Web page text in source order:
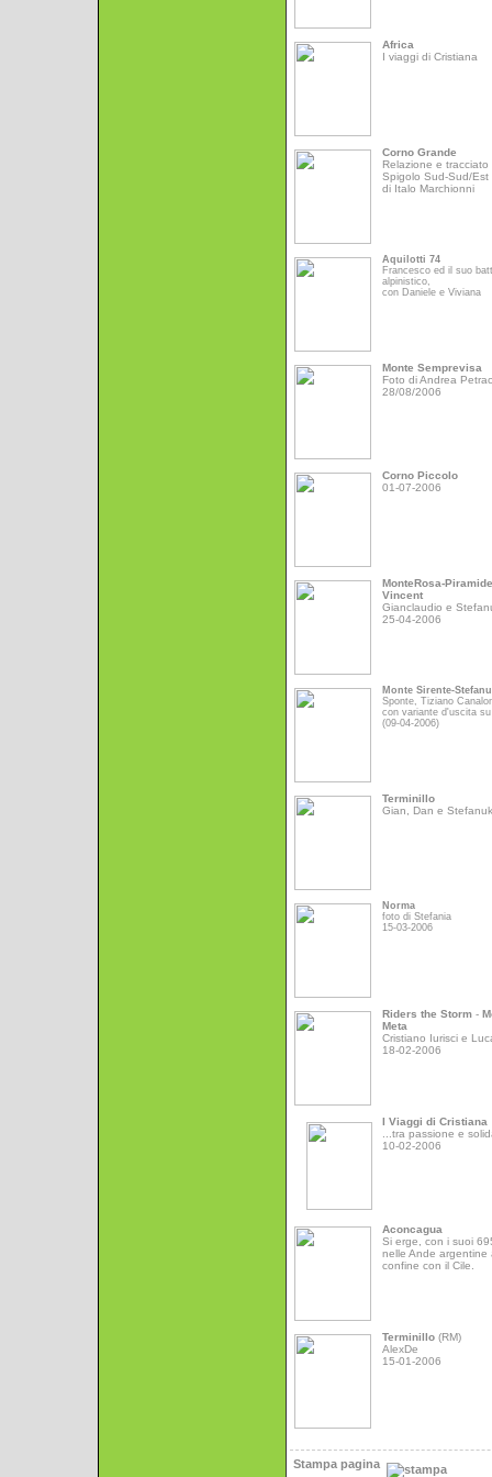
Africa
I viaggi di Cristiana
Corno Grande
Relazione e tracciato
Spigolo Sud-Sud/Est
di Italo Marchionni
Aquilotti 74
Francesco ed il suo
alpinistico,
con Daniele e Viviana
Monte Semprevisa
Foto di Andrea
28/08/2006
Corno Piccolo
01-07-2006
MonteRosa-Piramide
Vincent
Gianclaudio e
25-04-2006
Monte Sirente-
Sponte, Tiziano
con variante d'uscita
(09-04-2006)
Terminillo
Gian, Dan e Stefanuk
Norma
foto di Stefania
15-03-2006
Riders the Storm -
Meta
Cristiano Iurisci e
18-02-2006
I Viaggi di Cristiana
...tra passione e
10-02-2006
Aconcagua
Si erge, con i suoi
nelle Ande argentine
confine con il Cile.
Terminillo (RM)
AlexDe
15-01-2006
Stampa pagina